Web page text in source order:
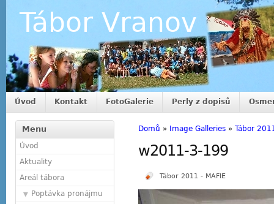
Tábor Vranov
Úvod Kontakt FotoGalerie Perly z dopisů
Menu
Úvod
Aktuality
Areál tábora
Poptávka pronájmu
Domů » Image Galleries » Tábor
w2011-3-199
Tábor 2011 - MAFIE